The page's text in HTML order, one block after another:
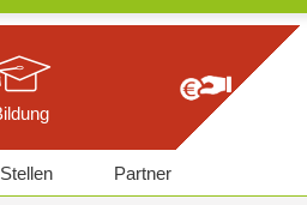
Stellen Partner